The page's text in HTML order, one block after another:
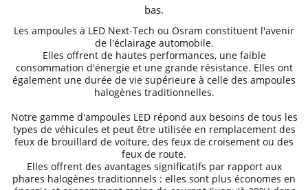
bas.
Les ampoules à LED Next-Tech ou Osram constituent l'avenir
de l'éclairage automobile.
Elles offrent de hautes performances, une faible
consommation d'énergie et une grande résistance. Elles ont
également une durée de vie supérieure à celle des ampoules
halogènes traditionnelles.
Notre gamme d'ampoules LED répond aux besoins de tous les
types de véhicules et peut être utilisée en remplacement des
feux de brouillard de voiture, des feux de croisement ou des
feux de route.
Elles offrent des avantages significatifs par rapport aux
phares halogènes traditionnels : elles sont plus économes en